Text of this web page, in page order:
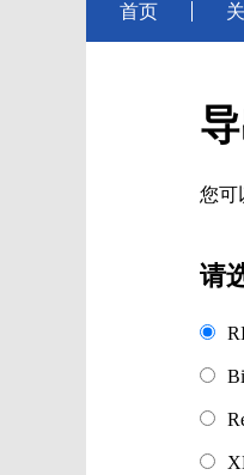
首页
您可
请